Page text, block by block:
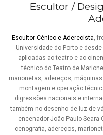
Escultor /
Escultor Cénico e Aderecista,
Universidade do Porto e
aplicadas ao teatro e ao
técnico do Teatro de
marionetas, adereços,
montagem e operação
digressões nacionais e
também no desenho de luz de
encenador João Paulo
cenografia, adereços,